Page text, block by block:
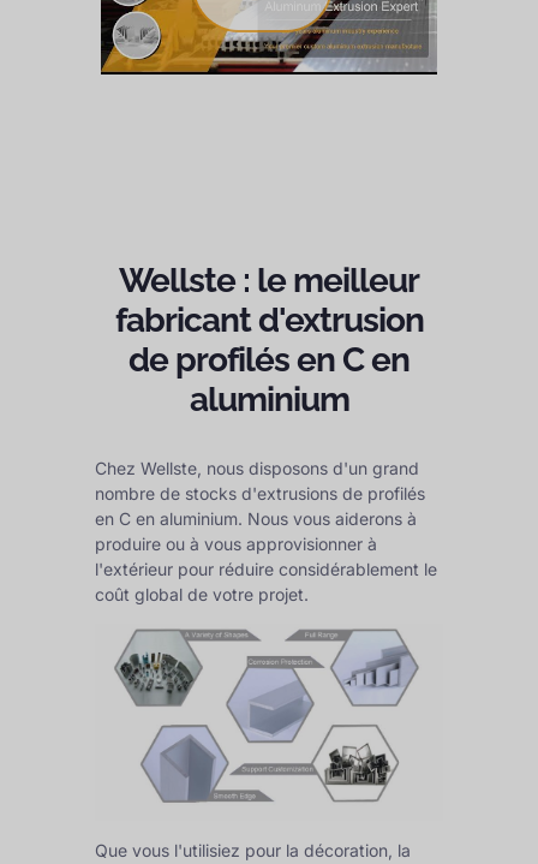
Wellste : le meilleur
fabricant d'extrusion
de profilés en C en
aluminium
Chez Wellste, nous disposons d'un grand
nombre de stocks d'extrusions de profilés
en C en aluminium. Nous vous aiderons à
produire ou à vous approvisionner à
l'extérieur pour réduire considérablement le
coût global de votre projet.
Que vous l'utilisiez pour la décoration, la